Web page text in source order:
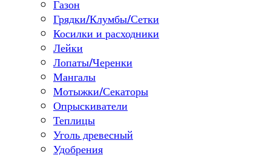
Газон
Грядки/Клумбы/Сетки
Косилки и расходники
Лейки
Лопаты/Черенки
Мангалы
Мотыжки/Секаторы
Опрыскиватели
Теплицы
Уголь древесный
Удобрения